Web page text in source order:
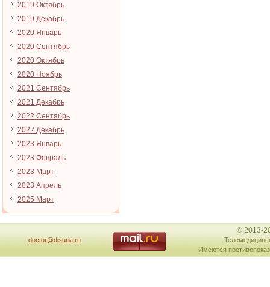
2019 Октябрь
2019 Декабрь
2020 Январь
2020 Сентябрь
2020 Октябрь
2020 Ноябрь
2021 Сентябрь
2021 Декабрь
2022 Сентябрь
2022 Декабрь
2023 Январь
2023 Февраль
2023 Март
2023 Апрель
2025 Март
doctor@disuria.ru
© 2013-
Имеются